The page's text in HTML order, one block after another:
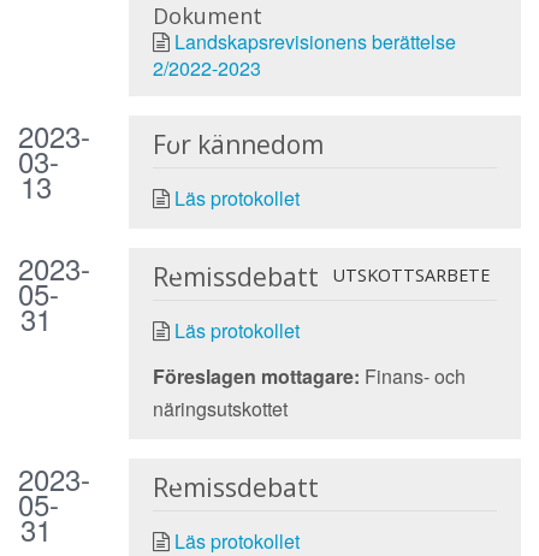
Dokument
Landskapsrevisionens berättelse
2/2022-2023
2023-
03-
13
För kännedom
Läs protokollet
2023-
05-
31
Remissdebatt UTSKOTTSARBETE
Läs protokollet
Föreslagen mottagare: Finans- och
näringsutskottet
2023-
05-
31
Remissdebatt
Läs protokollet